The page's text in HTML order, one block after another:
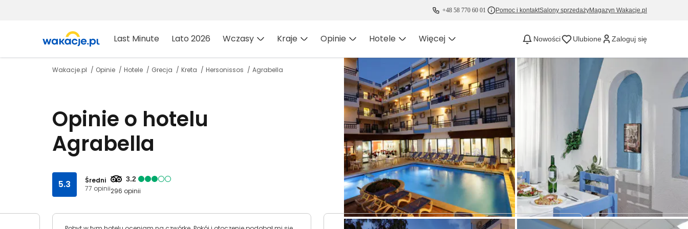
+48 58 770 60 01 Pomoc i kontaktSalony sprzedażyMagazyn Wakacje.pl
Last Minute Lato 2026 Wczasy Kraje Opinie Hotele Więcej Nowości Ulubione Zaloguj się
Wakacje.pl Opinie Hotele Grecja Kreta Hersonissos Agrabella
Opinie o hotelu
Agrabella
5.3
Średni
77 opinii
3.2
296 opinii